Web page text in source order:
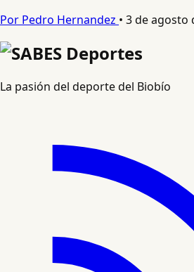
Por Pedro Hernandez • 3 de agosto
La pasión del deporte del Biobío